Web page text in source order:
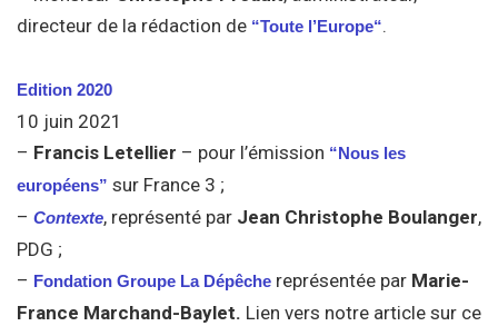
directeur de la rédaction de “Toute l’Europe“.
Edition 2020
10 juin 2021
– Francis Letellier – pour l’émission “Nous les
européens” sur France 3 ;
– Contexte, représenté par Jean Christophe Boulanger,
PDG ;
– Fondation Groupe La Dépêche représentée par Marie-
France Marchand-Baylet. Lien vers notre article sur ce